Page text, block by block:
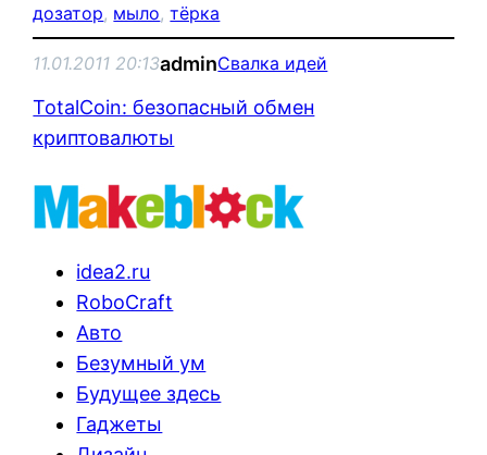
дозатор, мыло, тёрка
11.01.2011 20:13adminСвалка идей
TotalCoin: безопасный обмен
криптовалюты
idea2.ru
RoboCraft
Авто
Безумный ум
Будущее здесь
Гаджеты